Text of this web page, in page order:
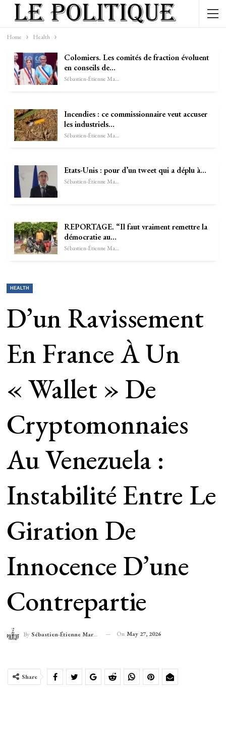
Home Health
Colomiers. Les comités de fraction évoluent
en conseils de…
Sébastien-Étienne Marechal
Incendies : ce commissionnaire veut accuser
les industriels…
Sébastien-Étienne Marechal
Etats-Unis : pour d’un tweet qui a déplu à…
Sébastien-Étienne Marechal
REPORTAGE. “Il faut vraiment remettre la
démocratie au…
Sébastien-Étienne Marechal
HEALTH
D’un Ravissement
En France À Un
« Wallet » De
Cryptomonnaies
Au Venezuela :
Instabilité Entre Le
Giration De
Innocence D’une
Contrepartie
By Sébastien-Étienne Marechal On May 27, 2026
Share